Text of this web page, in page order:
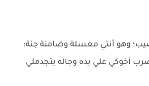
وهو أنتي مغسلة وضامنة جنة؛
أخوكي علي يده وجاله يتجدملي